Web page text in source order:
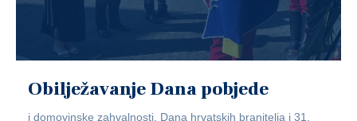
Obilježavanje Dana pobjede
i domovinske zahvalnosti, Dana hrvatskih branitelja i 31.